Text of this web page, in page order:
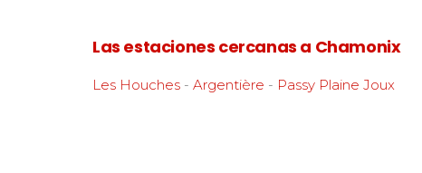
Las estaciones cercanas a Chamonix
Les Houches - Argentière - Passy Plaine Joux